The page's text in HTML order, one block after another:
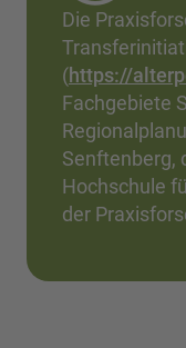
Die
(https://
Fachgebiete
Senftenberg,
Hochschule
der